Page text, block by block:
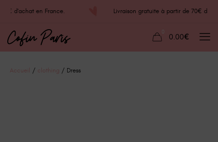
d'achat en France. Livraison gratuite à partir de 70€
0
0.00€
Accueil / clothing / Dress